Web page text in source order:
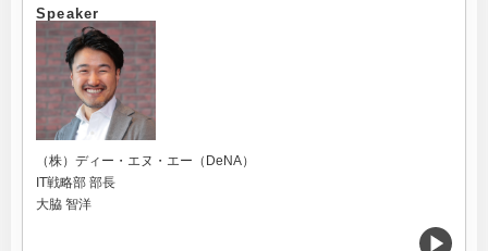
Speaker
（株）ディー・エヌ・エー（DeNA）
IT戦略部 部長
大脇 智洋